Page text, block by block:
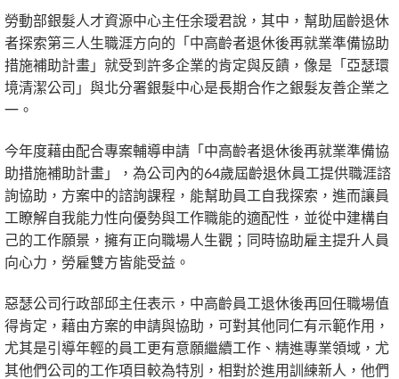
勞動部銀髮人才資源中心主任余璦君說，其中，幫助屆齡退休
者探索第三人生職涯方向的「中高齡者退休後再就業準備協助
措施補助計畫」就受到許多企業的肯定與反饋，像是「亞瑟環
境清潔公司」與北分署銀髮中心是長期合作之銀髮友善企業之
一。
今年度藉由配合專案輔導申請「中高齡者退休後再就業準備協
助措施補助計畫」，為公司內的64歲屆齡退休員工提供職涯諮
詢協助，方案中的諮詢課程，能幫助員工自我探索，進而讓員
工瞭解自我能力性向優勢與工作職能的適配性，並從中建構自
己的工作願景，擁有正向職場人生觀；同時協助雇主提升人員
向心力，勞雇雙方皆能受益。
惡瑟公司行政部邱主任表示，中高齡員工退休後再回任職場值
得肯定，藉由方案的申請與協助，可對其他同仁有示範作用，
尤其是引導年輕的員工更有意願繼續工作、精進專業領域，尤
其他們公司的工作項目較為特別，相對於進用訓練新人，他們